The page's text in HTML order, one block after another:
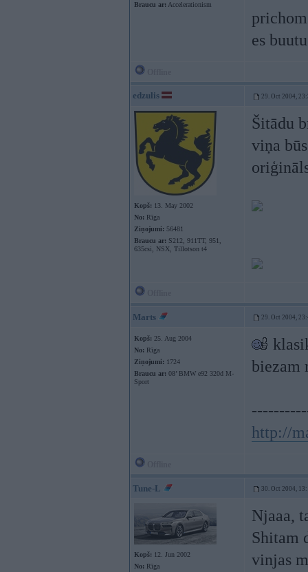
Braucu ar: Accelerationism
es
edzulis 29. Oct 2004,
Kopš: 13. May 2002
No: Rīga
Ziņojumi: 56481
Braucu ar: S212, 911TT, 951,
635csi, NSX, Tillotson t4
Šitādu
viņa
Marts 29. Oct 2004,
Kopš: 25. Aug 2004
No: Rīga
Ziņojumi: 1724
Braucu ar: 08’ BMW e92 320d M-
Sport
biezam
http://
Tune-L 30. Oct 2004,
Kopš: 12. Jun 2002
No: Rīga
Njaaa,
Shitam
vinjas